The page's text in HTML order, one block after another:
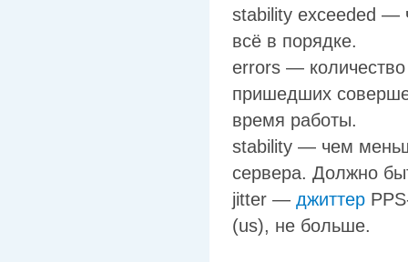
stability exceeded —
всё в порядке.
errors —
пришедших
время работы.
stability — чем
сервера. Должно
jitter — джиттер
(us), не больше.